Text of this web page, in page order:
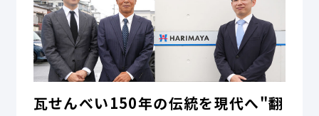
瓦せんべい150年の伝統を現代へ"翻